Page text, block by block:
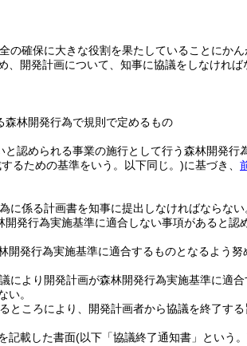
の確保に大きな役割を果たしていることにか
開発計画について、知事に協議をしなければ
林開発行為で規則で定めるもの
認められる事業の施行として行う森林開発行
るための基準をいう。以下同じ。)に基づき、
係る計画書を知事に提出しなければならない
開発行為実施基準に適合しない事項があると認
発行為実施基準に適合するものとなるよう努
より開発計画が森林開発行為実施基準に適
い。
ころにより、開発計画者から協議を終了す
記載した書面(以下「協議終了通知書」という